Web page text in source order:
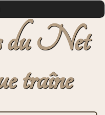
du Net
traîne